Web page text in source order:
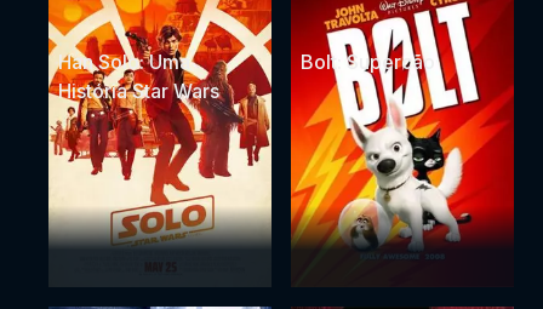
Han Solo: Uma
História Star Wars
Bolt: Supercão